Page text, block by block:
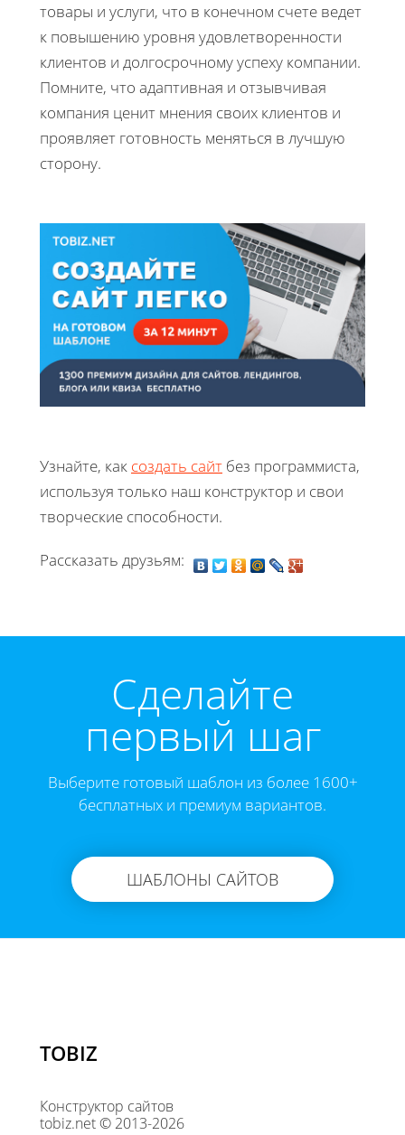
товары и услуги, что в конечном счете ведет
к повышению уровня удовлетворенности
клиентов и долгосрочному успеху компании.
Помните, что адаптивная и отзывчивая
компания ценит мнения своих клиентов и
проявляет готовность меняться в лучшую
сторону.
Узнайте, как создать сайт без программиста,
используя только наш конструктор и свои
творческие способности.
Рассказать друзьям:
Cделайте
первый шаг
Выберите готовый шаблон из более 1600+
бесплатных и премиум вариантов.
ШАБЛОНЫ САЙТОВ
TOBIZ
Конструктор сайтов
tobiz.net © 2013-2026